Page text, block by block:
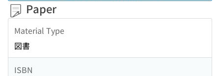
Paper
Material Type
図書
ISBN